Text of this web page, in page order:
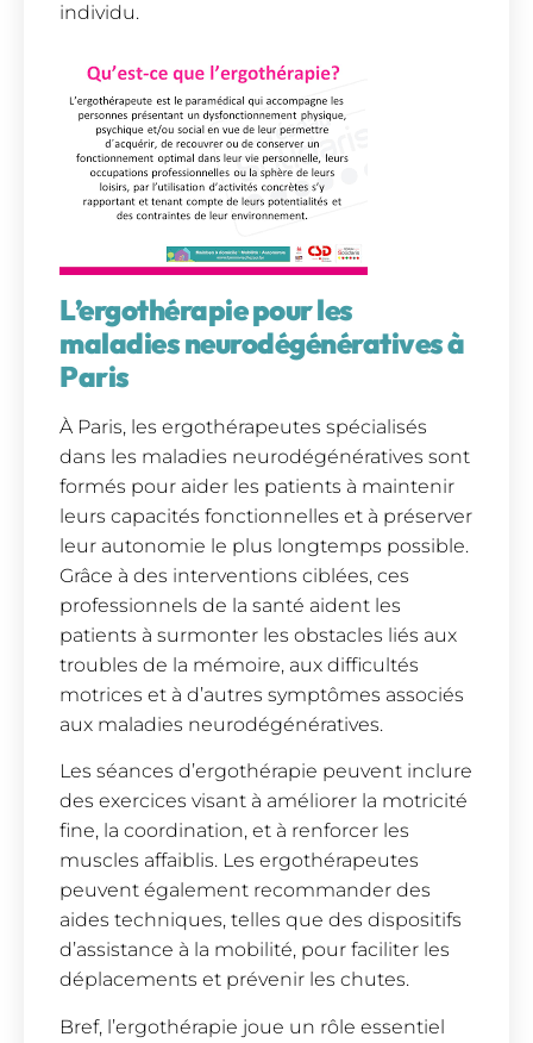
individu.
L’ergothérapie pour les
maladies neurodégénératives à
Paris
À Paris, les ergothérapeutes spécialisés
dans les maladies neurodégénératives sont
formés pour aider les patients à maintenir
leurs capacités fonctionnelles et à préserver
leur autonomie le plus longtemps possible.
Grâce à des interventions ciblées, ces
professionnels de la santé aident les
patients à surmonter les obstacles liés aux
troubles de la mémoire, aux difficultés
motrices et à d’autres symptômes associés
aux maladies neurodégénératives.
Les séances d’ergothérapie peuvent inclure
des exercices visant à améliorer la motricité
fine, la coordination, et à renforcer les
muscles affaiblis. Les ergothérapeutes
peuvent également recommander des
aides techniques, telles que des dispositifs
d’assistance à la mobilité, pour faciliter les
déplacements et prévenir les chutes.
Bref, l’ergothérapie joue un rôle essentiel